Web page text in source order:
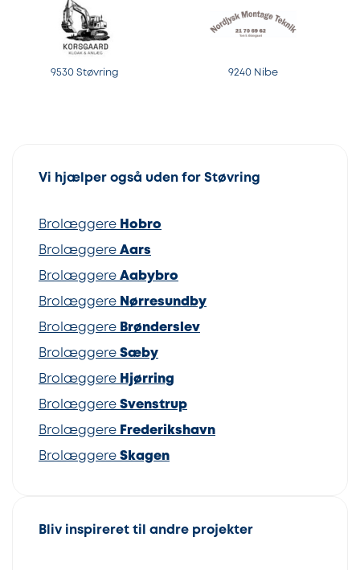
9530 Støvring 9240 Nibe
Vi hjælper også uden for Støvring
Brolæggere Hobro
Brolæggere Aars
Brolæggere Aabybro
Brolæggere Nørresundby
Brolæggere Brønderslev
Brolæggere Sæby
Brolæggere Hjørring
Brolæggere Svenstrup
Brolæggere Frederikshavn
Brolæggere Skagen
Bliv inspireret til andre projekter